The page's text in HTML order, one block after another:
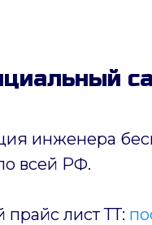
инженера
всей РФ.
лист ТТ: